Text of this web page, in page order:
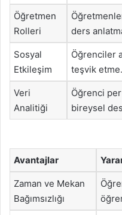
Öğretmen
Rolleri
ders
Sosyal
Etkileşim
Öğrenciler
teşvik etme.
Veri
Analitiği
Öğrenci
bireysel
Avantajlar
Zaman ve Mekan
Bağımsızlığı